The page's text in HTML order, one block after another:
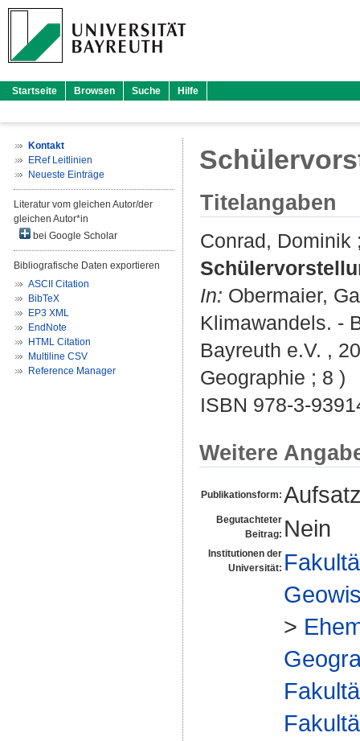
Startseite Browsen Suche Hilfe
Kontakt
ERef Leitlinien
Neueste Einträge
Literatur vom gleichen Autor/der
gleichen Autor*in
bei Google Scholar
Bibliografische Daten exportieren
ASCII Citation
BibTeX
EP3 XML
EndNote
HTML Citation
Multiline CSV
Reference Manager
Titelangaben
Conrad, Dominik
In: Obermaier,
Klimawandels. -
Bayreuth e.V. ,
Geographie ; 8 )
ISBN 978-3-
Weitere
Publikationsform:
Begutachteter
Beitrag: Nein
Institutionen der
Universität:
>